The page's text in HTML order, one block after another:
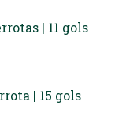
| 11 gols
| 15 gols